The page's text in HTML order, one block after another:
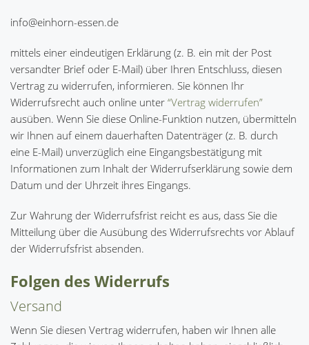
info@einhorn-essen.de
mittels einer eindeutigen Erklärung (z. B. ein mit der Post
versandter Brief oder E-Mail) über Ihren Entschluss, diesen
Vertrag zu widerrufen, informieren. Sie können Ihr
Widerrufsrecht auch online unter “Vertrag widerrufen”
ausüben. Wenn Sie diese Online-Funktion nutzen, übermitteln
wir Ihnen auf einem dauerhaften Datenträger (z. B. durch
eine E-Mail) unverzüglich eine Eingangsbestätigung mit
Informationen zum Inhalt der Widerrufserklärung sowie dem
Datum und der Uhrzeit ihres Eingangs.
Zur Wahrung der Widerrufsfrist reicht es aus, dass Sie die
Mitteilung über die Ausübung des Widerrufsrechts vor Ablauf
der Widerrufsfrist absenden.
Folgen des Widerrufs
Versand
Wenn Sie diesen Vertrag widerrufen, haben wir Ihnen alle